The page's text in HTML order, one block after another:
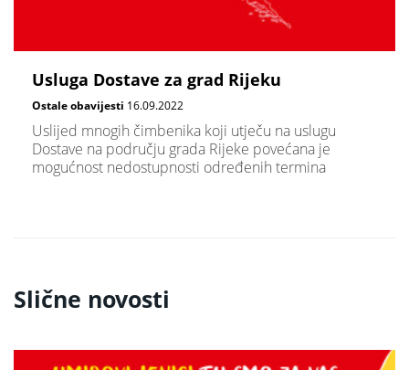
Usluga Dostave za grad Rijeku
Ostale obavijesti 16.09.2022
Uslijed mnogih čimbenika koji utječu na uslugu
Dostave na području grada Rijeke povećana je
mogućnost nedostupnosti određenih termina
Slične novosti